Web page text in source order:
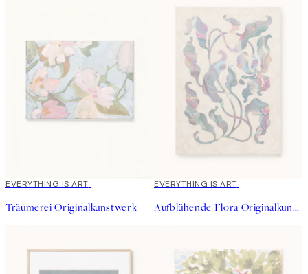
EVERYTHING IS ART
Träumerei Originalkunstwerk
EVERYTHING IS ART
Aufblühende Flora Originalkunstwerk